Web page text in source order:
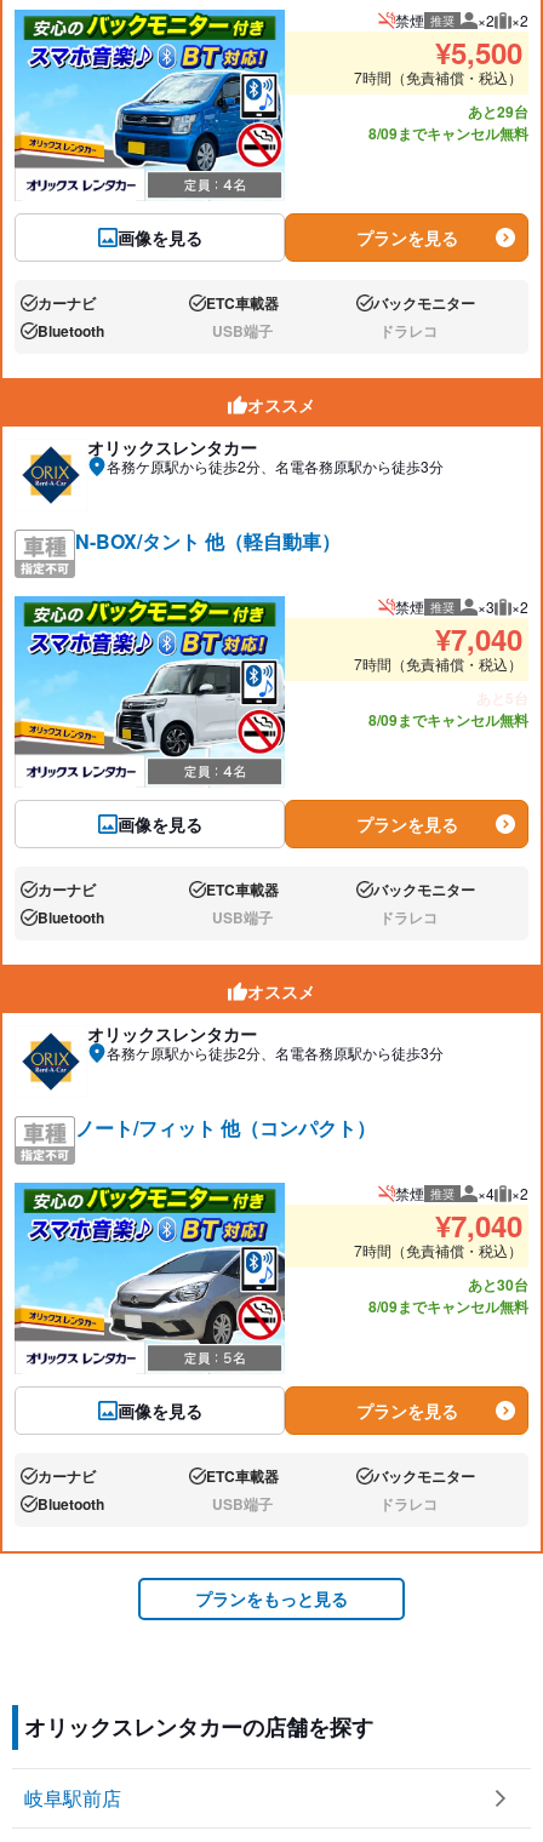
画像を見る
禁煙 推奨 推奨人数
×2 推奨
×2
¥5,500
7時間（免責補償・税込）
あと29台
8/09までキャンセル無料
プランを見る
あり:カーナビ あり:ETC車載器 あり:バックモニター
あり:Bluetooth なし:USB端子 なし:ドラレコ
オススメ
オリックスレンタカー
各務ケ原駅から徒歩2分、名電各務原駅から徒歩3分
N-BOX/タント 他（軽自動車）
画像を見る
禁煙 推奨 推奨人数
×3 推奨
×2
¥7,040
7時間（免責補償・税込）
8/09までキャンセル無料
プランを見る
あり:カーナビ あり:ETC車載器 あり:バックモニター
あり:Bluetooth なし:USB端子 なし:ドラレコ
オススメ
オリックスレンタカー
各務ケ原駅から徒歩2分、名電各務原駅から徒歩3分
ノート/フィット 他（コンパクト）
画像を見る
禁煙 推奨 推奨人数
×4 推奨
×2
¥7,040
7時間（免責補償・税込）
あと30台
8/09までキャンセル無料
プランを見る
あり:カーナビ あり:ETC車載器 あり:バックモニター
あり:Bluetooth なし:USB端子 なし:ドラレコ
プランをもっと見る
オリックスレンタカーの店舗を探す
岐阜駅前店